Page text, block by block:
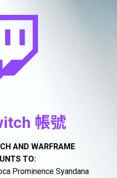
帳號
AND WARFRAME
TO:
Prominence Syandana